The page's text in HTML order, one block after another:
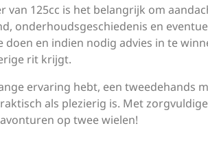
125cc is het belangrijk om
onderhoudsgeschiedenis en
en indien nodig advies in te
rit krijgt.
ervaring hebt, een tweedehands
als plezierig is. Met
op twee wielen!